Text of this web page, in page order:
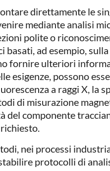
direttamente le
mediante analisi
polite o
ad esempio,
fornire ulteriori
esigenze, possono
a raggi X, la
di misurazione
del componente
nei processi
protocolli di